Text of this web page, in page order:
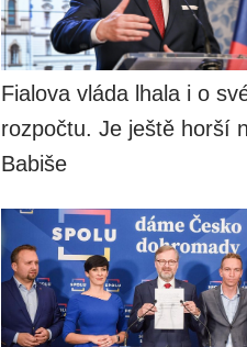
Fialova vláda lhala i o
rozpočtu. Je ještě horší
Babiše